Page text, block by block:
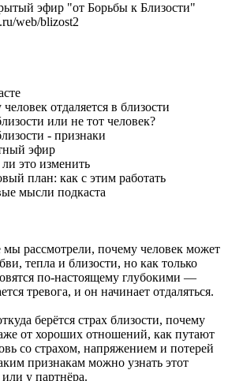
эфир "от Борьбы к Близости"
web/blizost2
отдаляется в близости
или не тот человек?
- признаки
эфир
это изменить
план: как с этим работать
мысли подкаста
мы рассмотрели, почему человек может
тепла и близости, но как только
по-настоящему глубокими —
тревога, и он начинает отдаляться.
берётся страх близости, почему
от хороших отношений, как путают
со страхом, напряжением и потерей
признакам можно узнать этот
у партнёра.